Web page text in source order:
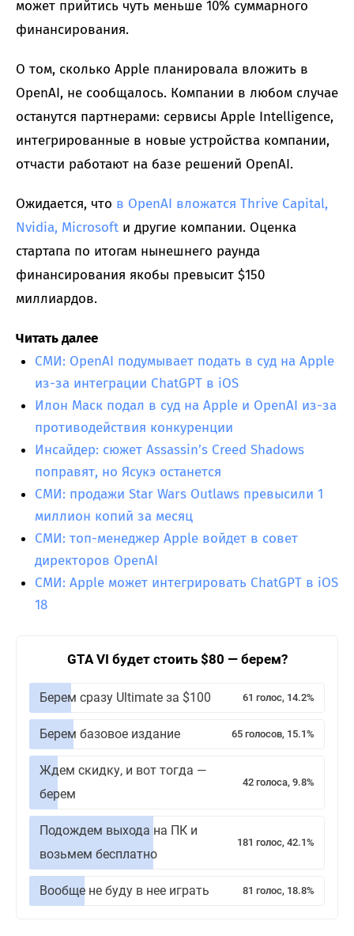
может прийтись чуть меньше 10% суммарного
финансирования.
О том, сколько Apple планировала вложить в
OpenAI, не сообщалось. Компании в любом случае
останутся партнерами: сервисы Apple Intelligence,
интегрированные в новые устройства компании,
отчасти работают на базе решений OpenAI.
Ожидается, что в OpenAI вложатся Thrive Capital,
Nvidia, Microsoft и другие компании. Оценка
стартапа по итогам нынешнего раунда
финансирования якобы превысит $150
миллиардов.
Читать далее
СМИ: OpenAI подумывает подать в суд на Apple
из-за интеграции ChatGPT в iOS
Илон Маск подал в суд на Apple и OpenAI из-за
противодействия конкуренции
Инсайдер: сюжет Assassin’s Creed Shadows
поправят, но Ясукэ останется
СМИ: продажи Star Wars Outlaws превысили 1
миллион копий за месяц
СМИ: топ-менеджер Apple войдет в совет
директоров OpenAI
СМИ: Apple может интегрировать ChatGPT в iOS
18
GTA VI будет стоить $80 — берем?
Берем сразу Ultimate за $100 61 голос, 14.2%
Берем базовое издание 65 голосов, 15.1%
Ждем скидку, и вот тогда —
берем
42 голоса, 9.8%
Подождем выхода на ПК и
возьмем бесплатно
181 голос, 42.1%
Вообще не буду в нее играть 81 голос, 18.8%